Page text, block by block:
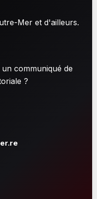
Mer et d'ailleurs.
communiqué de
?